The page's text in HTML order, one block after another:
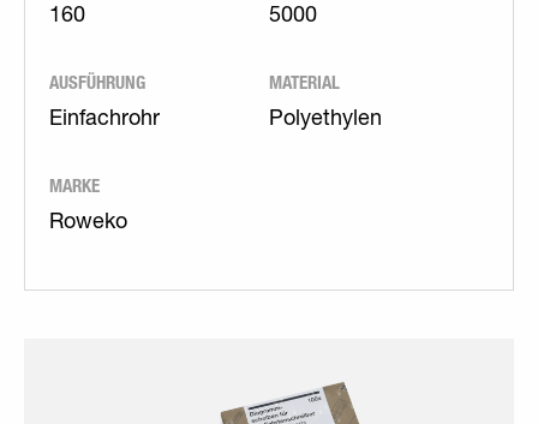
160 5000
AUSFÜHRUNG
Einfachrohr
MATERIAL
Polyethylen
MARKE
Roweko